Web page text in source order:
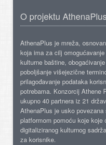
O projektu AthenaPlus
AthenaPlus je mreža,
koja ima za cilj
kulturne baštine,
poboljšanje višejezične
prilagođavanje podataka
potrebama. Konzorcij Athene
ukupno 40 partnera iz 21
AthenaPlus je usko povezana
platformom pomoću koje koje
digitaliziranog kulturnog
za korisnike.